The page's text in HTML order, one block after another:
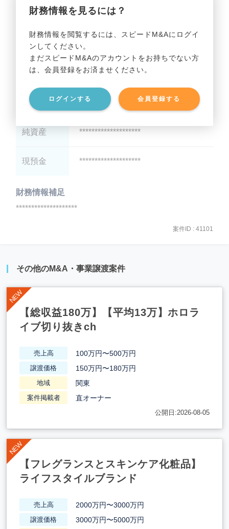
財務情報を見るには？
財務情報を閲覧するには、スピードM&Aにログイ
ンしてください。
まだスピードM&Aのアカウントをお持ちでない方
は、会員登録をお済ませください。
ログインする 会員登録する
貸借対照表（B/S）
総資産 ********************
有利子負債 ********************
純資産 ********************
現預金 ********************
財務情報補足
********************
案件ID : 41101
その他のM&A・事業譲渡案件
【総収益180万】【平均13万】ホロラ
イブ切り抜きch
売上高 100万円〜500万円
譲渡価格 150万円〜180万円
地域 関東
案件掲載者 直オーナー
公開日:2026-08-05
【フレグランスとスキンケア化粧品】
ライフスタイルブランド
売上高 2000万円〜3000万円
譲渡価格 3000万円〜5000万円